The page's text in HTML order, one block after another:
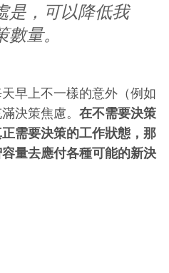
是，可以降低我
數量。
早上不一樣的意外（例如
決策焦慮。 在不需要決策
需要決策的工作狀態，那
量去應付各種可能的新決